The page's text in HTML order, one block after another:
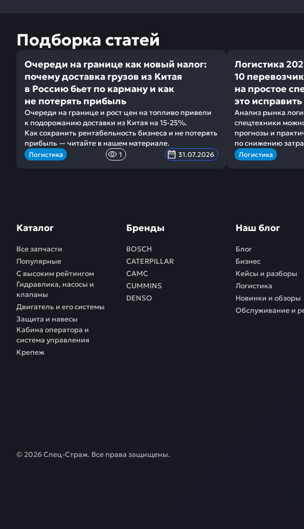
Подборка статей
Очереди на границе как новый налог:
почему доставка грузов из Китая
в Россию бьет по карману и как
не потерять прибыль
Очереди на границе и рост цен на топливо привели
к подорожанию доставки из Китая на 15-25%.
Как сохранить рентабельность бизнеса и не потерять
прибыль — читайте в нашем материале.
Логистика 1 31.07.2026
Логистика
10
на простое
это исправить
Анализ рынка
спецтехники
прогнозы и
по снижению
Логистика
Каталог
Все запчасти
Популярные
С высоким рейтингом
Гидравлика, насосы и
клапаны
Двигатель и его системы
Защита и навесы
Кабина оператора и
система управления
Крепеж
Бренды
BOSCH
CATERPILLAR
CAMC
CUMMINS
DENSO
Наш блог
Блог
Бизнес
Кейсы и разборы
Логистика
Новинки и обзоры
Обслуживание и
© 2026Спец-Страж. Все права защищены.